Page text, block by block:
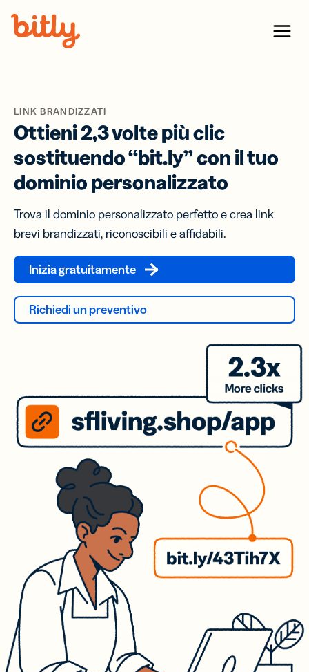
Menu
LINK BRANDIZZATI
Ottieni 2,3 volte più clic
sostituendo “bit.ly” con il tuo
dominio personalizzato
Trova il dominio personalizzato perfetto e crea link
brevi brandizzati, riconoscibili e affidabili.
Inizia gratuitamente
Richiedi un preventivo